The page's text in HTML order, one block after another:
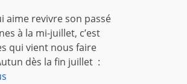
aime revivre son passé
à la mi-juillet, c’est
qui vient nous faire
dès la fin juillet :